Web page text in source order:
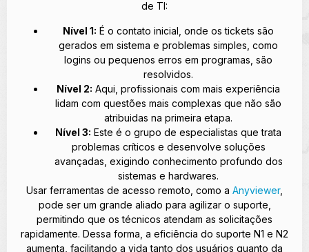
de TI:
Nível 1: É o contato inicial, onde os tickets são
gerados em sistema e problemas simples, como
logins ou pequenos erros em programas, são
resolvidos.
Nível 2: Aqui, profissionais com mais experiência
lidam com questões mais complexas que não são
atribuidas na primeira etapa.
Nível 3: Este é o grupo de especialistas que trata
problemas críticos e desenvolve soluções
avançadas, exigindo conhecimento profundo dos
sistemas e hardwares.
Usar ferramentas de acesso remoto, como a Anyviewer,
pode ser um grande aliado para agilizar o suporte,
permitindo que os técnicos atendam as solicitações
rapidamente. Dessa forma, a eficiência do suporte N1 e N2
aumenta, facilitando a vida tanto dos usuários quanto da